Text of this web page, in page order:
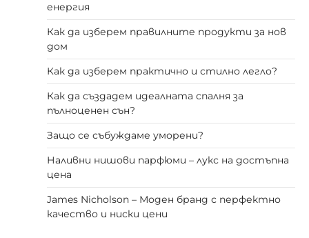
енергия
Как да изберем правилните продукти за нов
дом
Как да изберем практично и стилно легло?
Как да създадем идеалната спалня за
пълноценен сън?
Защо се събуждаме уморени?
Наливни нишови парфюми – лукс на достъпна
цена
James Nicholson – Моден бранд с перфектно
качество и ниски цени